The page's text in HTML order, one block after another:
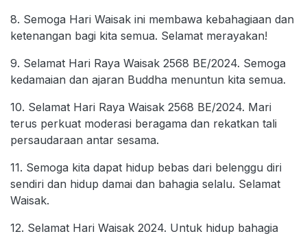
8. Semoga Hari Waisak ini membawa kebahagiaan dan
ketenangan bagi kita semua. Selamat merayakan!
9. Selamat Hari Raya Waisak 2568 BE/2024. Semoga
kedamaian dan ajaran Buddha menuntun kita semua.
10. Selamat Hari Raya Waisak 2568 BE/2024. Mari
terus perkuat moderasi beragama dan rekatkan tali
persaudaraan antar sesama.
11. Semoga kita dapat hidup bebas dari belenggu diri
sendiri dan hidup damai dan bahagia selalu. Selamat
Waisak.
12. Selamat Hari Waisak 2024. Untuk hidup bahagia